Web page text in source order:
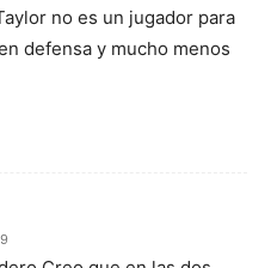
no es un jugador para
defensa y mucho menos